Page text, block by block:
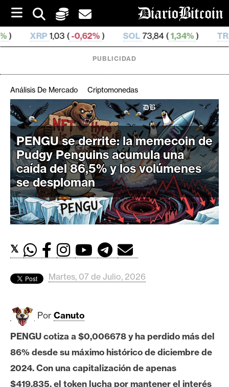
i
p
t
o
SOL73,84 (1,34% ) TRX0,327 511 ( 0,19%
C
r
i
p
t
o
M
e
r
d
s
B
i
t
c
o
i
PUBLICIDAD
Análisis De Mercado Criptomonedas
PENGU se derrite: la memecoin de
Pudgy Penguins acumula una
caída del 86,5% y los volúmenes
se desploman
𝕏
Martes, 07 de Julio, 2026
Por Canuto
PENGU cotiza a $0,006678 y ha perdido más del
86% desde su máximo histórico de diciembre de
2024. Con una capitalización de apenas
$419.835, el token lucha por mantener el interés